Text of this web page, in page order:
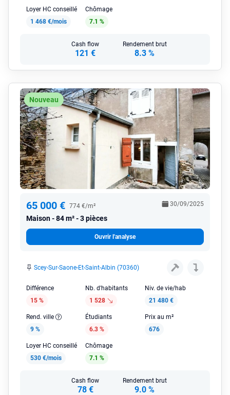
Loyer HC conseillé
1 468 €/mois
Chômage
7.1 %
Cash flow
121 €
Rendement brut
8.3 %
Nouveau
65 000 € 774 €/m²
Maison 84 m² - 3 pièces
30/09/2025
Ouvrir l'analyse
Scey-Sur-Saone-Et-Saint-Albin (70360)
Différence
15 %
Nb. d'habitants
1 528
Niv. de vie/hab
21 480 €
Rend. ville
9 %
Étudiants
6.3 %
Prix au m²
676
Loyer HC conseillé
530 €/mois
Chômage
7.1 %
Cash flow
78 €
Rendement brut
9.0 %